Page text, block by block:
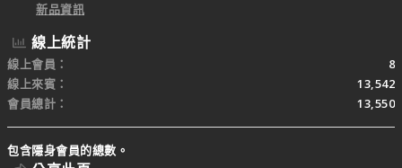
新品資訊
線上統計
線上會員
8
線上來賓
13,542
會員總計
13,550
包含隱身會員的總數。